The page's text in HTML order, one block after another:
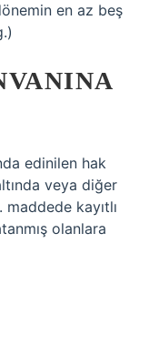
en az beş
edinilen hak
veya diğer
kayıtlı
olanlara